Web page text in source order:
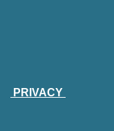
PRIVACY